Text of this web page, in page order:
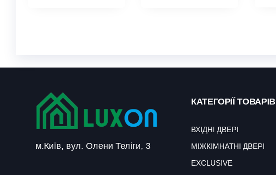
м.Київ, вул. Олени Теліги, 3
КАТЕГОРІЇ ТОВАРІВ
ВХІДНІ ДВЕРІ
МІЖКІМНАТНІ ДВЕРІ
EXCLUSIVE